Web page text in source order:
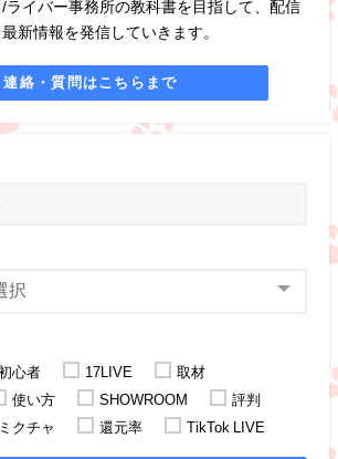
ライバー事務所の教科書を目指して、配信
新情報を発信していきます。
連絡・質問はこちらまで
心者 17LIVE
取材
使い方 SHOWROOM
評判
ミクチャ 還元率 TikTok LIVE